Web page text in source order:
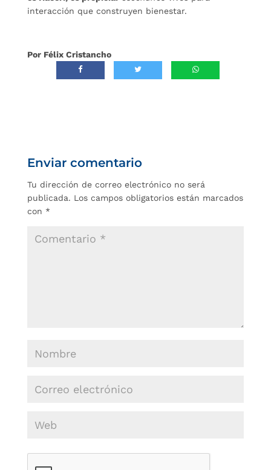
interacción que construyen bienestar.
Por Félix Cristancho
Enviar comentario
Tu dirección de correo electrónico no será
publicada. Los campos obligatorios están marcados
con *